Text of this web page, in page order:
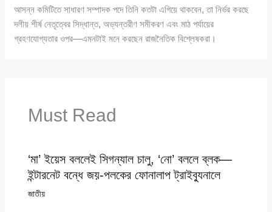
আসন্ন কমিটিতে সাধারণ সম্পাদক পদে তিনি কতটা এগিয়ে থাকবেন, তা নির্ভর করছে
দলীয় শীর্ষ নেতৃত্বের সিদ্ধান্ত, অভ্যন্তরীণ সমীকরণ এবং মাঠ পর্যায়ের
গ্রহণযোগ্যতার ওপর—এমনটাই মনে করছেন রাজনৈতিক বিশ্লেষকরা।
Must Read
‘মা’ ইয়েস বললেই সিগন্যাল চালু, ‘নো’ বললে ব্লক—
ইন্টারনেট বন্ধে জয়-পলকের ফোনালাপ ট্রাইব্যুনালে
জাতীয়